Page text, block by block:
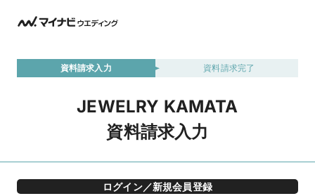
資料請求入力 資料請求完了
JEWELRY KAMATA
資料請求入力
ログイン／新規会員登録